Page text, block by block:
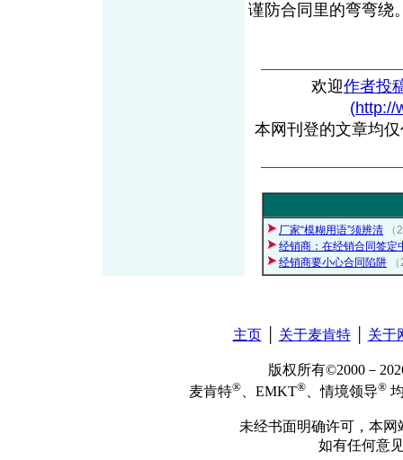
谨防合同里的弯弯绕
欢迎作者投
(http://
本网刊登的文章均
厂家“模糊用语”须辨清
经销商：在经销合同签定
经销商要小心合同陷阱
主页│ 关于麦肯特│ 关于
版权所有©2000－
麦肯特® 、EMKT® 、情境领导®
未经书面明确许可，本
如有任何意